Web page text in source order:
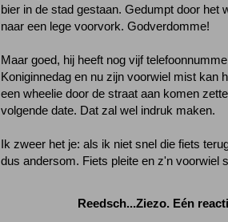
bier in de stad gestaan. Gedumpt door het
naar een lege voorvork. Godverdomme!
Maar goed, hij heeft nog vijf
Koniginnedag en nu zijn voorwiel mist kan
een wheelie door de straat aan komen
volgende date. Dat zal wel indruk maken.
Ik zweer het je: als ik niet snel die fiets
dus andersom. Fiets pleite en z'n voorwiel
Reedsch...Ziezo. Eén